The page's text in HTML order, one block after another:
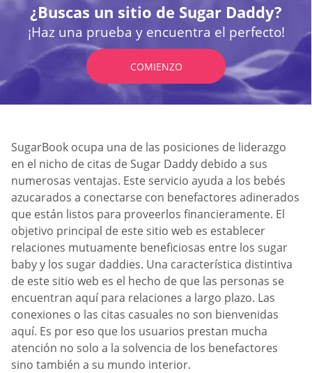
¿Buscas un sitio de Sugar Daddy?
¡Haz una prueba y encuentra el perfecto!
COMIENZO
SugarBook ocupa una de las posiciones de liderazgo
en el nicho de citas de Sugar Daddy debido a sus
numerosas ventajas. Este servicio ayuda a los bebés
azucarados a conectarse con benefactores adinerados
que están listos para proveerlos financieramente. El
objetivo principal de este sitio web es establecer
relaciones mutuamente beneficiosas entre los sugar
baby y los sugar daddies. Una característica distintiva
de este sitio web es el hecho de que las personas se
encuentran aquí para relaciones a largo plazo. Las
conexiones o las citas casuales no son bienvenidas
aquí. Es por eso que los usuarios prestan mucha
atención no solo a la solvencia de los benefactores
sino también a su mundo interior.